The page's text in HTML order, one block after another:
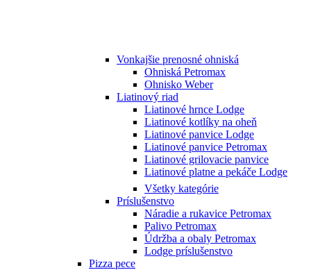
Vonkajšie prenosné ohniská
Ohniská Petromax
Ohnisko Weber
Liatinový riad
Liatinové hrnce Lodge
Liatinové kotlíky na oheň
Liatinové panvice Lodge
Liatinové panvice Petromax
Liatinové grilovacie panvice
Liatinové platne a pekáče Lodge
Všetky kategórie
Príslušenstvo
Náradie a rukavice Petromax
Palivo Petromax
Údržba a obaly Petromax
Lodge príslušenstvo
Pizza pece